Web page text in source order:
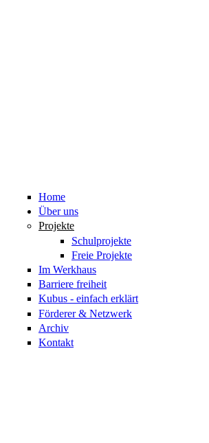
Home
Über uns
Projekte
Schulprojekte
Freie Projekte
Im Werkhaus
Barriere freiheit
Kubus - einfach erklärt
Förderer & Netzwerk
Archiv
Kontakt